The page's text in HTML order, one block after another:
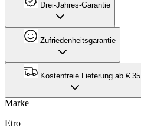
Drei-Jahres-Garantie
Zufriedenheitsgarantie
Kostenfreie Lieferung ab € 35
Marke
Etro